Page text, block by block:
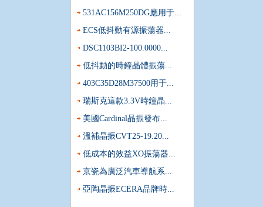
531AC156M250DG應用于...
ECS低抖動有源振蕩器...
DSC1103BI2-100.0000...
低抖動的時鐘晶體振蕩...
403C35D28M37500用于...
瑞斯克這款3.3V時鐘晶...
美國Cardinal晶振發布...
溫補晶振CVT25-19.20...
低成本的效益XO振蕩器...
京瓷為廣泛汽車導航系...
亞陶晶振ECERA品牌時...
采購進口晶體振蕩器時哪三件事是必須要知道的?
市場上用量非常大的元器件,值得注意的是,振蕩器基本都...
當有源晶體使用的溫度超過設定的范圍會發生什么?
如果你對石英晶振稍微有些了解都會知道,每一顆晶體